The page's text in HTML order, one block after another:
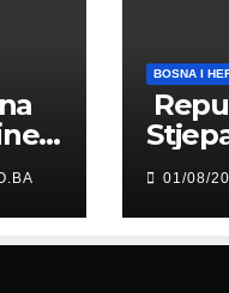
BOSNA I
01/08/